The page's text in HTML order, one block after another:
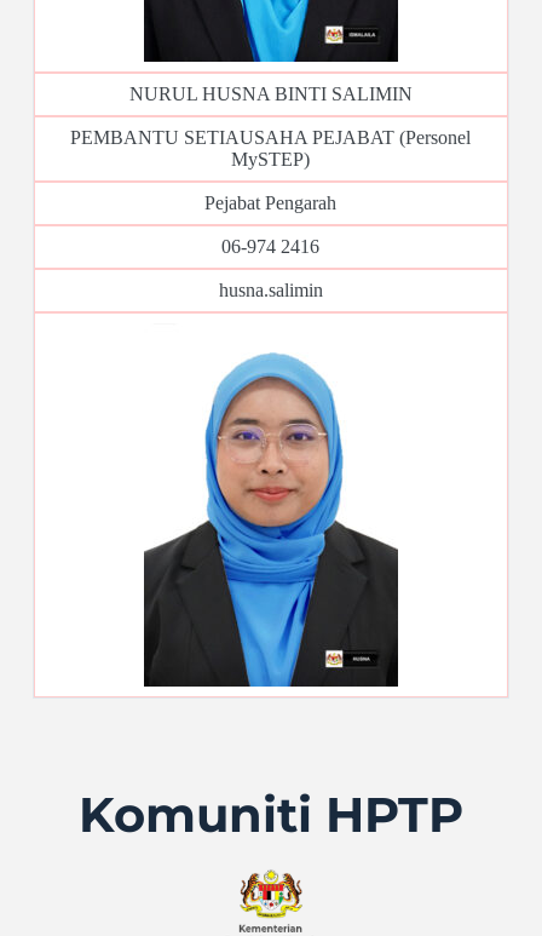
NURUL HUSNA BINTI SALIMIN
PEMBANTU SETIAUSAHA PEJABAT (Personel
MySTEP)
Pejabat Pengarah
06-974 2416
husna.salimin
Komuniti HPTP